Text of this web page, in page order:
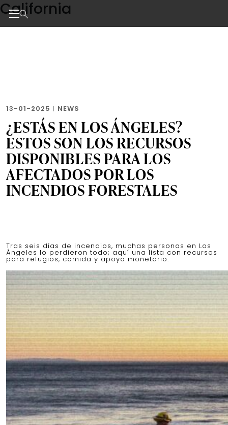
Skip
to
the
California
13-01-2025 | NEWS
¿ESTÁS EN LOS ÁNGELES?
ESTOS SON LOS RECURSOS
DISPONIBLES PARA LOS
AFECTADOS POR LOS
INCENDIOS FORESTALES
Tras seis días de incendios, muchas personas en Los
Ángeles lo perdieron todo; aquí una lista con recursos
para refugios, comida y apoyo monetario.